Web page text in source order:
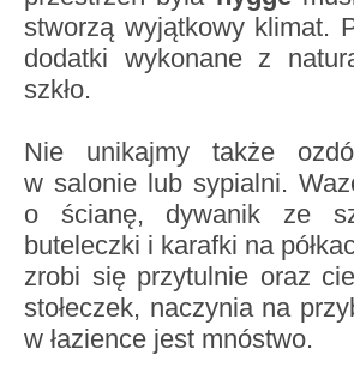
stworzą wyjątkowy klimat.
dodatki wykonane z
szkło.
Nie unikajmy także
w salonie lub sypialni.
o ścianę, dywanik ze
buteleczki i karafki na
zrobi się przytulnie oraz
stołeczek, naczynia na
w łazience jest mnóstwo.